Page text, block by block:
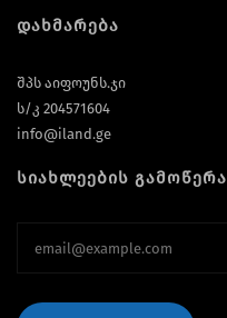
დახმარება
შპს აიფოუნს.ჯი
ს/კ 204571604
info@iland.ge
სიახლეების გამოწერა